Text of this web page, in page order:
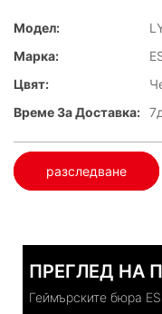
Модел:
Марка:
Цвят:
Време За Доставка:
разследване
ПРЕГЛЕД НА
Геймърските бюра